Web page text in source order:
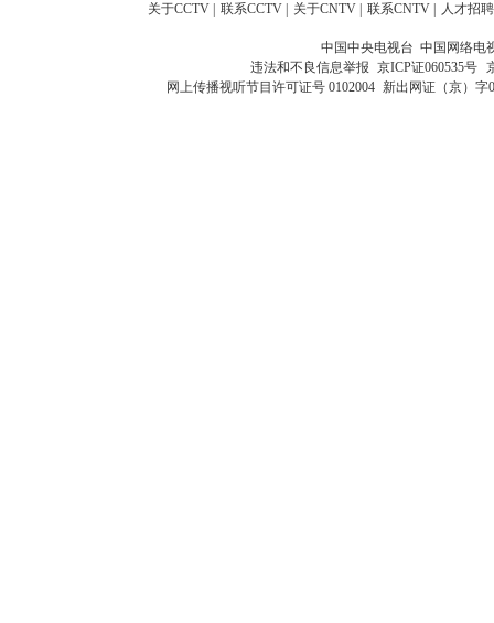
关于CCTV 联系CCTV 关于CNTV 联系CNTV 人才招聘
中国中央电视台 中国网络电
违法和不良信息举报 京ICP证060535号
网上传播视听节目许可证号 0102004 新出网证（京）